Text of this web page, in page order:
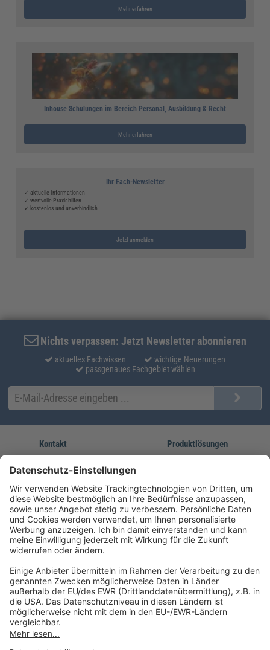
Mehr erfahren
Inhouse Schulungen im Bereich Personal, Ausbildung & Recht
Mehr erfahren
Ihr Fach-Newsletter
✓ aktuelle Informationen
✓ wertvolle Praxishilfen
✓ kostenlos und unverbindlich
Jetzt anmelden
Nichts verpassen: Jetzt Newsletter abonnieren
aktuelles Fachwissen
wichtige Neuerungen
passgenaues Fachgebiet wählen
Kontakt
service@forum-verlag.com
Mo-Do 07:30 - 17:00 Uhr
Fr 07:30 - 15:00 Uhr
Produktlösungen
Unsere Marken
Folgen Sie uns
Impressum